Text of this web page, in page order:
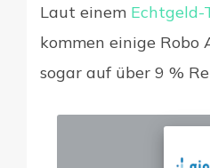
Laut einem Echtgeld-
kommen einige Robo
sogar auf über 9 %